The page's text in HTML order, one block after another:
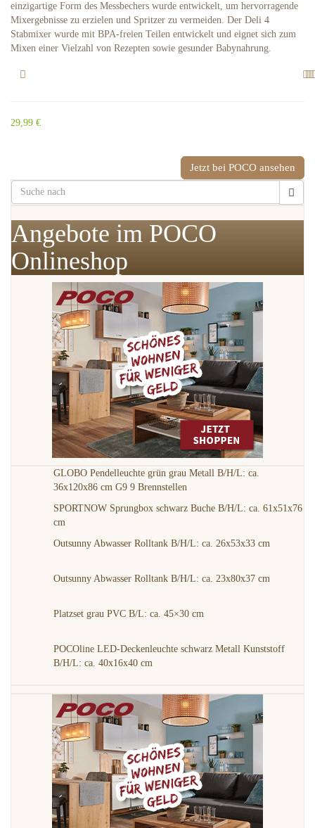
einzigartige Form des Messbechers wurde entwickelt, um hervorragende
Mixergebnisse zu erzielen und Spritzer zu vermeiden. Der Deli 4
Stabmixer wurde mit BPA-freien Teilen entwickelt und eignet sich zum
Mixen einer Vielzahl von Rezepten sowie gesunder Babynahrung.
29,99 €
Jetzt bei POCO ansehen
Angebote im POCO
Onlineshop
GLOBO Pendelleuchte grün grau Metall B/H/L: ca.
36x120x86 cm G9 9 Brennstellen
SPORTNOW Sprungbox schwarz Buche B/H/L: ca. 61x51x76
cm
Outsunny Abwasser Rolltank B/H/L: ca. 26x53x33 cm
Outsunny Abwasser Rolltank B/H/L: ca. 23x80x37 cm
Platzset grau PVC B/L: ca. 45×30 cm
POCOline LED-Deckenleuchte schwarz Metall Kunststoff
B/H/L: ca. 40x16x40 cm